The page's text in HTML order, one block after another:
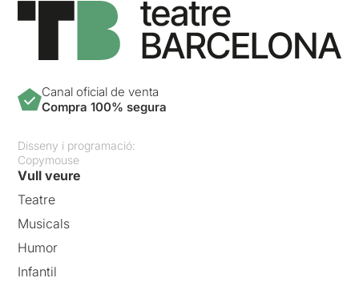
Canal oficial de venta
Compra 100% segura
Disseny i programació:
Copymouse
Vull veure
Teatre
Musicals
Humor
Infantil